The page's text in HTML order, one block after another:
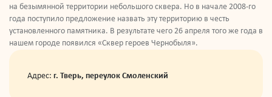
на безымянной территории небольшого сквера. Но в начале 2008-го
года поступило предложение назвать эту территорию в честь
установленного памятника. В результате чего 26 апреля того же года в
нашем городе появился «Сквер героев Чернобыля».
Адрес: г. Тверь, переулок Смоленский